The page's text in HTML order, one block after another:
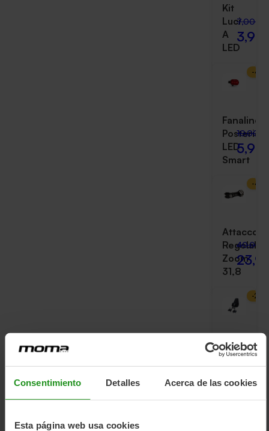
Consentimiento Detalles Acerca de las cookies
Esta página web usa cookies
Kit
Luci
A
LED
7,00 €
3,99
-40
Fanalino
LED
Smart
10,00 €
5,99
-40
Attacco
Zoom
31,8
40,00 €
-25
Anteriore
Bobike
Mini
80,00 €